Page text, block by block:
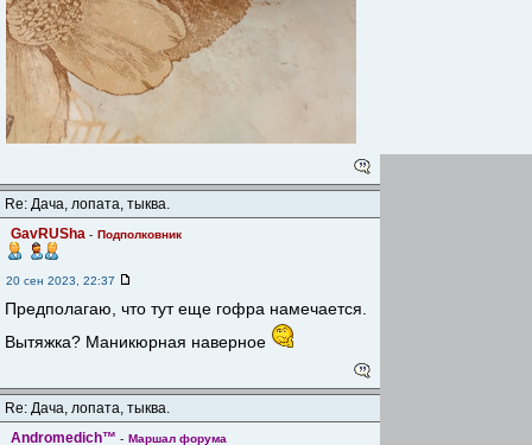
Re: Дача, лопата, тыква.
GavRUSha - Подполковник
20 сен 2023, 22:37
Предполагаю, что тут еще гофра намечается.
Вытяжка? Маникюрная наверное
Re: Дача, лопата, тыква.
Andromedich™ - Маршал форума